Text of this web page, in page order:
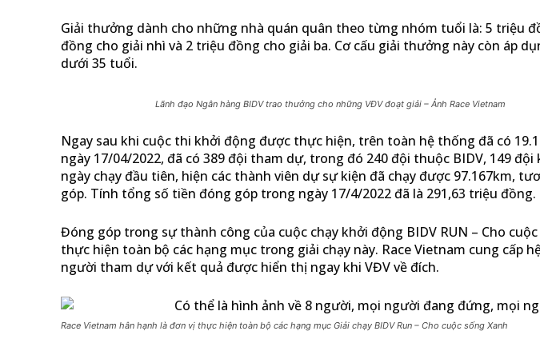
Giải thưởng dành cho những nhà quán quân theo từng nhóm tuổi là: 5 triệu
đồng cho giải nhì và 2 triệu đồng cho giải ba. Cơ cấu giải thưởng này còn áp
dưới 35 tuổi.
Lãnh đạo Ngân hàng BIDV trao thưởng cho những VĐV đoạt giải – Ảnh Race Vietnam
Ngay sau khi cuộc thi khởi động được thực hiện, trên toàn hệ thống đã có
ngày 17/04/2022, đã có 389 đội tham dự, trong đó 240 đội thuộc BIDV, 149
ngày chạy đầu tiên, hiện các thành viên dự sự kiện đã chạy được 97.167km,
góp. Tính tổng số tiền đóng góp trong ngày 17/4/2022 đã là 291,63 triệu đồng.
Đóng góp trong sự thành công của cuộc chạy khởi động BIDV RUN – Cho
thực hiện toàn bộ các hạng mục trong giải chạy này. Race Vietnam cung cấp
người tham dự với kết quả được hiển thị ngay khi VĐV về đích.
Race Vietnam hân hạnh là đơn vị thực hiện toàn bộ các hạng mục Giải chạy BIDV Run – Cho cuộc sống Xanh